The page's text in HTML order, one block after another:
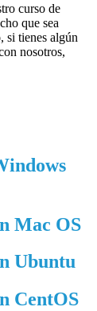
curso de
que sea
si tienes algún
nosotros,
Mac OS
Ubuntu
CentOS